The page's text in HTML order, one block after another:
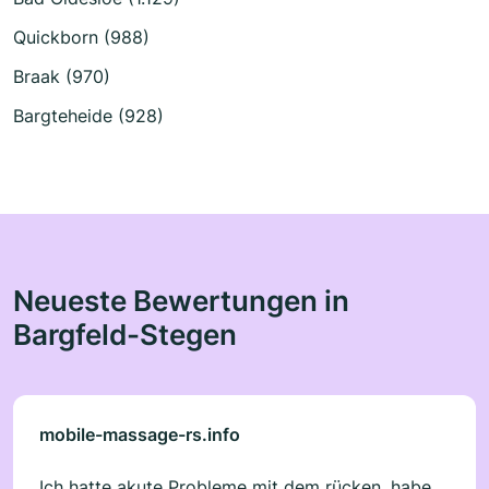
Quickborn (988)
Braak (970)
Bargteheide (928)
Neueste Bewertungen in
Bargfeld-Stegen
mobile-massage-rs.info